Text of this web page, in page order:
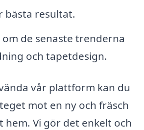
bästa resultat.
de senaste trenderna
och tapetdesign.
vår plattform kan du
mot en ny och fräsch
hem. Vi gör det enkelt och